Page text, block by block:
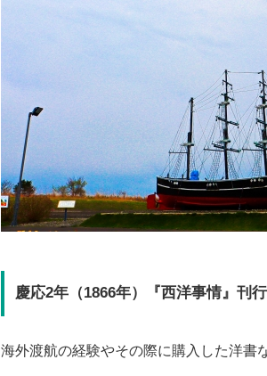
慶応2年（1866年）『西洋事情』刊行
海外渡航の経験やその際に購入した洋書